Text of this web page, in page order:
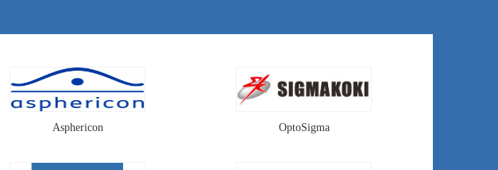
做消像差平顶光聚焦镜 ，
传输平顶光。准直平顶光
出的光束整形器，
Asphericon OptoSigma